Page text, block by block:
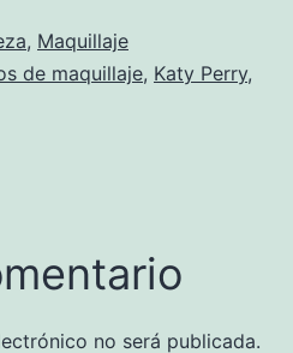
, Maquillaje
de maquillaje, Katy Perry,
no será publicada.